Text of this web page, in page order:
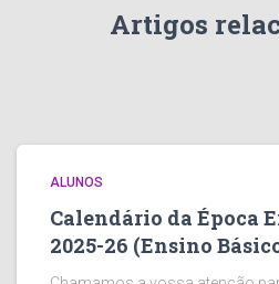
Artigos
ALUNOS
Calendário da Época
2025-26 (Ensino